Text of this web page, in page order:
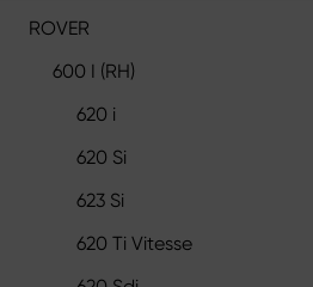
ROVER
600 I (RH)
620 i
620 Si
623 Si
620 Ti Vitesse